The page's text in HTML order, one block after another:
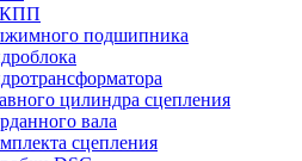
подшипника
цилиндра сцепления
вала
сцепления